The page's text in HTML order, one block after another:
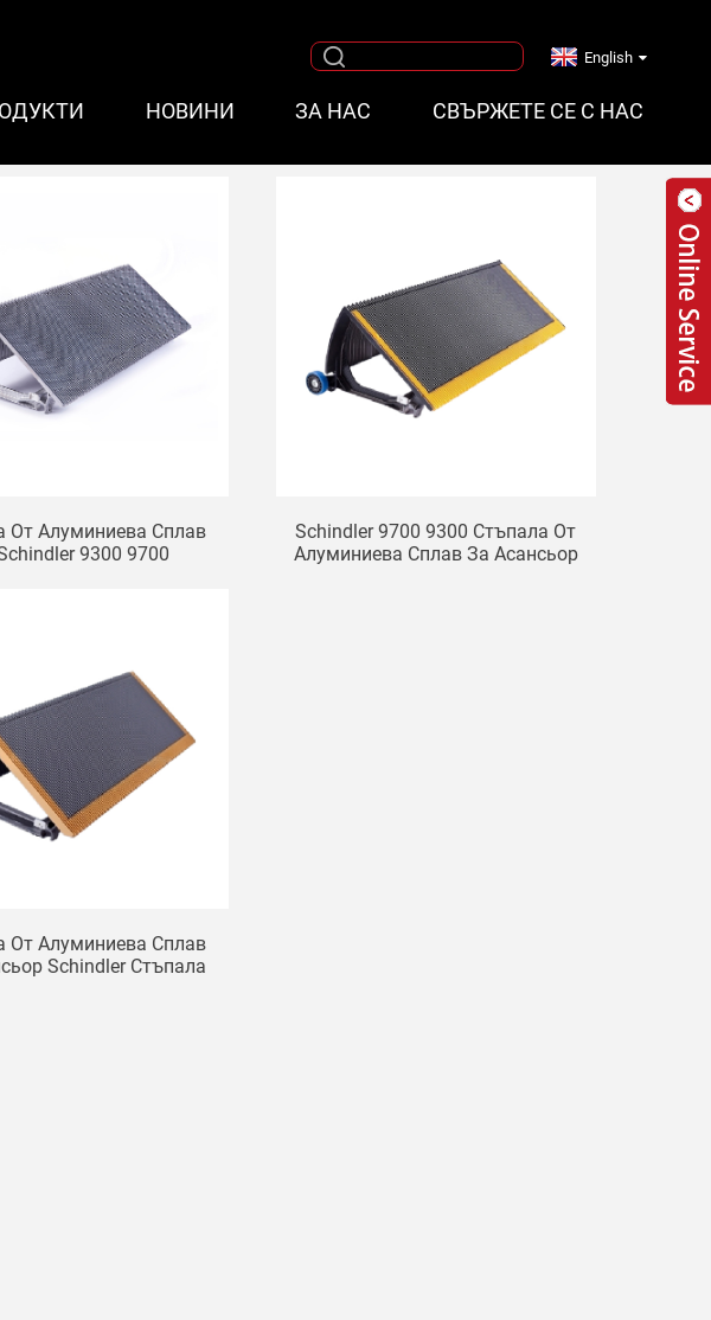
НОВИНИ ЗА НАС СВЪРЖЕТЕ СЕ С НАС
English
От Алуминиева Сплав
9300 9700
Schindler 9700 9300 Стъпала От
Алуминиева Сплав За Асансьор
От Алуминиева Сплав
Schindler Стъпала